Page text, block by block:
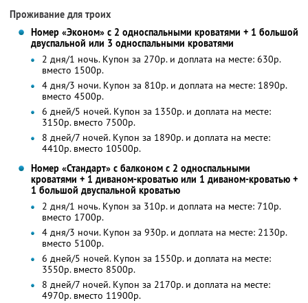
Проживание для троих
Номер «Эконом» с 2 односпальными кроватями + 1 большой
двуспальной или 3 односпальными кроватями
2 дня/1 ночь. Купон за 270р. и доплата на месте: 630р.
вместо 1500р.
4 дня/3 ночи. Купон за 810р. и доплата на месте: 1890р.
вместо 4500р.
6 дней/5 ночей. Купон за 1350р. и доплата на месте:
3150р. вместо 7500р.
8 дней/7 ночей. Купон за 1890р. и доплата на месте:
4410р. вместо 10500р.
Номер «Стандарт» с балконом с 2 односпальными
кроватями + 1 диваном-кроватью или 1 диваном-кроватью +
1 большой двуспальной кроватью
2 дня/1 ночь. Купон за 310р. и доплата на месте: 710р.
вместо 1700р.
4 дня/3 ночи. Купон за 930р. и доплата на месте: 2130р.
вместо 5100р.
6 дней/5 ночей. Купон за 1550р. и доплата на месте:
3550р. вместо 8500р.
8 дней/7 ночей. Купон за 2170р. и доплата на месте:
4970р. вместо 11900р.